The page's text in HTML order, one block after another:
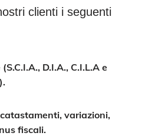
clienti i seguenti
D.I.A., C.I.L.A e
variazioni,
fiscali.